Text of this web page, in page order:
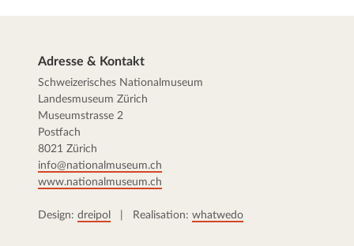
Adresse & Kontakt
Schweizerisches Nationalmuseum
Landesmuseum Zürich
Museumstrasse 2
Postfach
8021 Zürich
info@nationalmuseum.ch
www.nationalmuseum.ch
Design: dreipol | Realisation: whatwedo